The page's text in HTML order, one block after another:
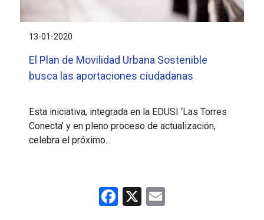
13-01-2020
El Plan de Movilidad Urbana Sostenible
busca las aportaciones ciudadanas
Esta iniciativa, integrada en la EDUSI ‘Las Torres
Conecta’ y en pleno proceso de actualización,
celebra el próximo...
Facebook
X